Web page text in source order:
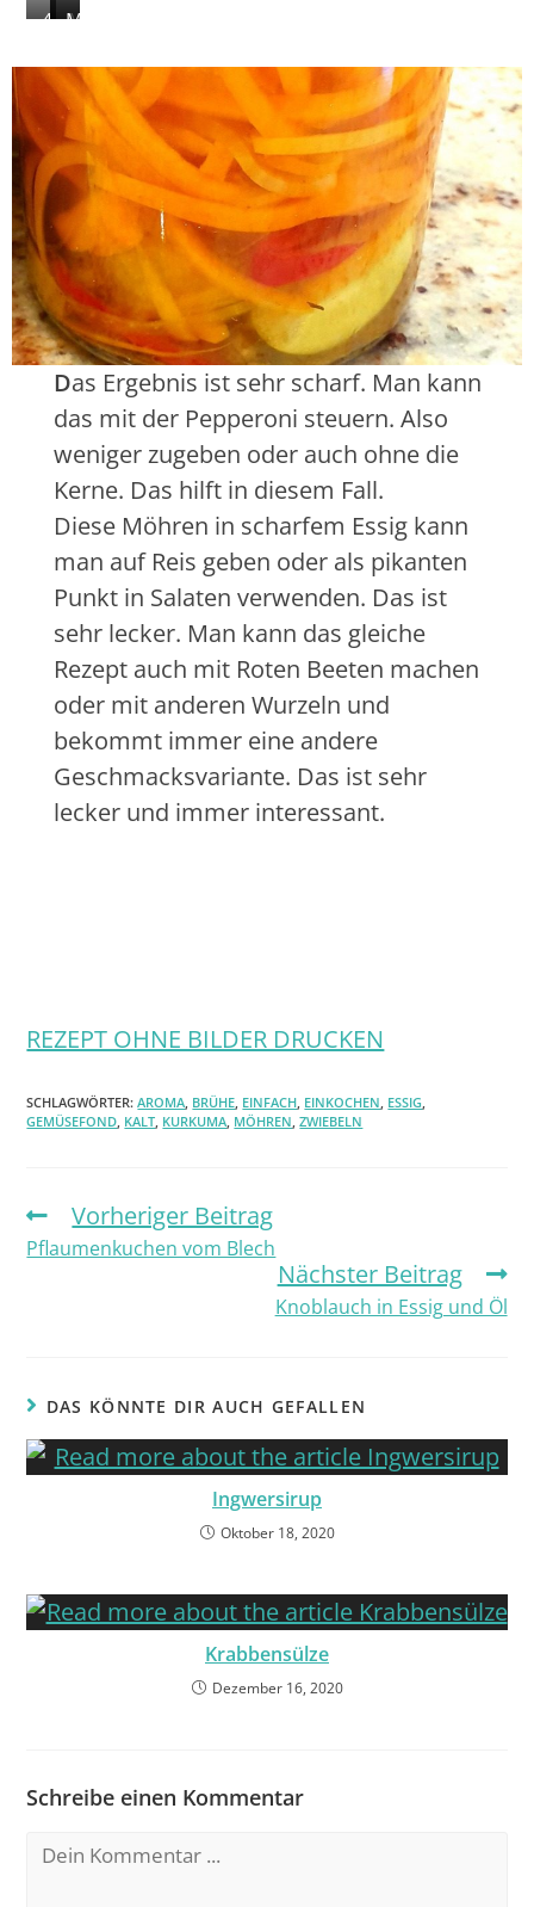
4
i
r
ä
t
g
k
o
A
g
i
e
ß
e
n
u
n
d
i
n
G
l
ä
s
e
r
t
u
M
t
E
s
s
g
s
u
d
a
u
f
f
ü
l
l
e
n
Das Ergebnis ist sehr scharf. Man kann
das mit der Pepperoni steuern. Also
weniger zugeben oder auch ohne die
Kerne. Das hilft in diesem Fall.
Diese Möhren in scharfem Essig kann
man auf Reis geben oder als pikanten
Punkt in Salaten verwenden. Das ist
sehr lecker. Man kann das gleiche
Rezept auch mit Roten Beeten machen
oder mit anderen Wurzeln und
bekommt immer eine andere
Geschmacksvariante. Das ist sehr
lecker und immer interessant.
REZEPT OHNE BILDER DRUCKEN
SCHLAGWÖRTER:AROMA, BRÜHE, EINFACH, EINKOCHEN, ESSIG,
GEMÜSEFOND, KALT, KURKUMA, MÖHREN, ZWIEBELN
Vorheriger Beitrag
Pflaumenkuchen vom Blech
Nächster Beitrag
Knoblauch in Essig und Öl
DAS KÖNNTE DIR AUCH GEFALLEN
Ingwersirup
Oktober 18, 2020
Krabbensülze
Dezember 16, 2020
Schreibe einen Kommentar